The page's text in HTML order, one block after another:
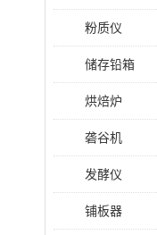
粉质仪
储存铅箱
烘焙炉
砻谷机
发酵仪
铺板器